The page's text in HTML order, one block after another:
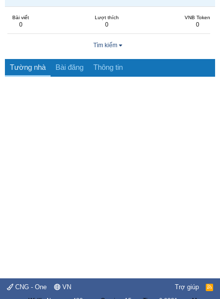
Bài viết
0
Lượt thích
0
VNB Token
0
Tìm kiếm
Tường nhà Bài đăng Thông tin
CNG - One VN Trợ giúp
R